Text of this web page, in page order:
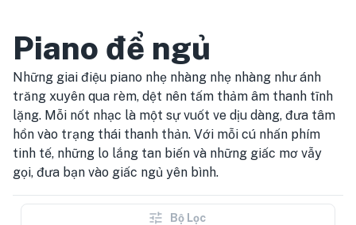
Piano để ngủ
Những giai điệu piano nhẹ nhàng nhẹ nhàng như ánh
trăng xuyên qua rèm, dệt nên tấm thảm âm thanh tĩnh
lặng. Mỗi nốt nhạc là một sự vuốt ve dịu dàng, đưa tâm
hồn vào trạng thái thanh thản. Với mỗi cú nhấn phím
tinh tế, những lo lắng tan biến và những giấc mơ vẫy
gọi, đưa bạn vào giấc ngủ yên bình.
Bộ Lọc